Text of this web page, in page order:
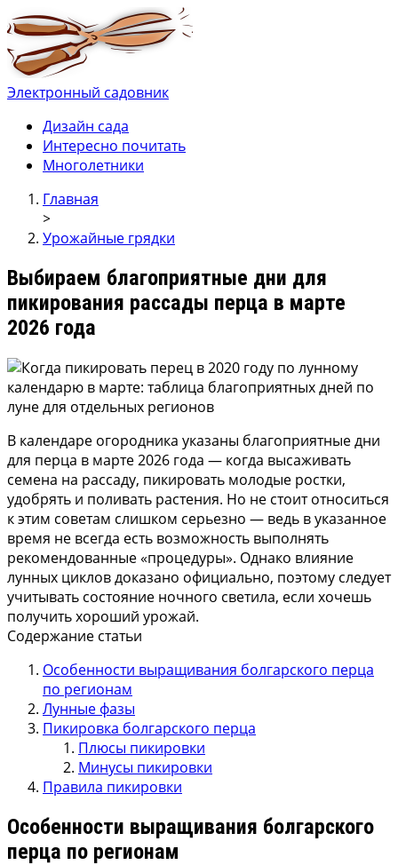
Электронный садовник
Ваш электронный садовник
Онлайн журнал для садовод и огродников.
Дизайн сада
Интересно почитать
Многолетники
Главная
>
Урожайные грядки
Выбираем благоприятные дни для
пикирования рассады перца в марте
2026 года
В календаре огородника указаны благоприятные дни
для перца в марте 2026 года — когда высаживать
семена на рассаду, пикировать молодые ростки,
удобрять и поливать растения. Но не стоит относиться
к этим советам слишком серьезно — ведь в указанное
время не всегда есть возможность выполнять
рекомендованные «процедуры». Однако влияние
лунных циклов доказано официально, поэтому следует
учитывать состояние ночного светила, если хочешь
получить хороший урожай.
Содержание статьи
Особенности выращивания болгарского перца
по регионам
Лунные фазы
Пикировка болгарского перца
Плюсы пикировки
Минусы пикировки
Правила пикировки
Особенности выращивания болгарского
перца по регионам